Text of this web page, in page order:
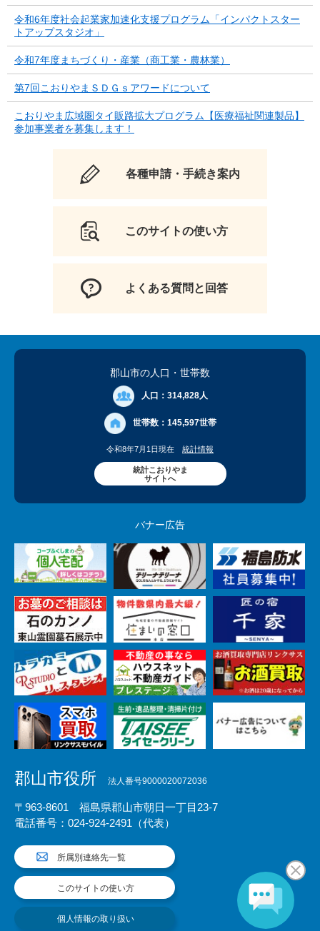
令和6年度社会起業家加速化支援プログラム「インパクトスター
トアップスタジオ」
令和7年度まちづくり・産業（商工業・農林業）
第7回こおりやまＳＤＧｓアワードについて
こおりやま広域圏タイ販路拡大プログラム【医療福祉関連製品】
参加事業者を募集します！
各種申請・手続き案内
このサイトの使い方
よくある質問と回答
郡山市の人口 ・世帯数
人口： 314,828人
世帯数： 145,597世帯
令和8年7月1日現在 統計情報
統計こおりやま
サイトへ
バナー広告
郡山市役所 法人番号9000020072036
〒963-8601 福島県郡山市朝日一丁目23-7
電話番号：024-924-2491（代表）
所属別連絡先一覧
このサイトの使い方
個人情報の取り扱い